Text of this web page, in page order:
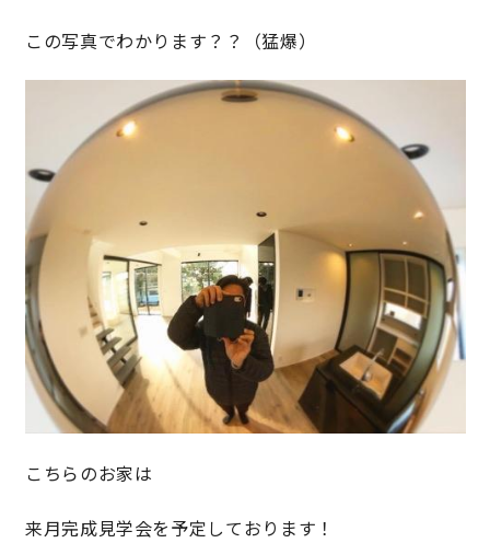
Groovin’
nattoku住宅25周年記念モデル
Glass Arts
キママプラス
納得リフォームスタジオ nattoku リノベ
分譲住宅･不動産 スタッフブログ
施工事例
お知らせ 土地情報
この写真でわかります？？（猛爆）
こちらのお家は
来月完成見学会を予定しております！